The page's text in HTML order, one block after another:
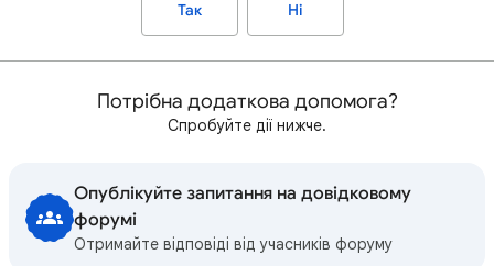
Так Ні
Потрібна додаткова допомога?
Спробуйте дії нижче.
Опублікуйте запитання на довідковому
форумі
Отримайте відповіді від учасників форуму